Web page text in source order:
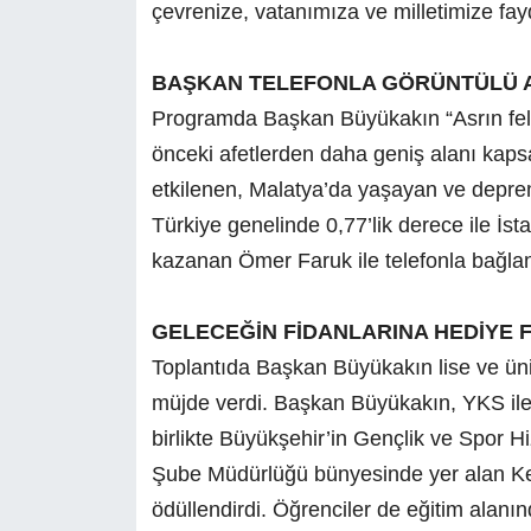
çevrenize, vatanımıza ve milletimize
BAŞKAN TELEFONLA GÖRÜNTÜLÜ
Programda Başkan Büyükakın “Asrın
önceki afetlerden daha geniş alanı
etkilenen, Malatya’dayaşayan ve
Türkiye genelinde 0,77’lik derece ile
kazanan Ömer Faruk ile telefonla
GELECEĞİN FİDANLARINA HEDİYE
Toplantıda Başkan Büyükakın lise ve
müjde verdi. Başkan Büyükakın, YKS
birlikte Büyükşehir’in Gençlik ve Spor
Şube Müdürlüğü bünyesinde yer alan
ödüllendirdi. Öğrenciler de eğitim